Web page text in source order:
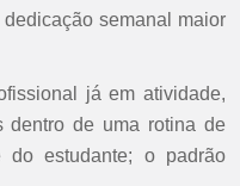
semanal maior
já em atividade,
dentro de uma rotina de
estudante; o padrão